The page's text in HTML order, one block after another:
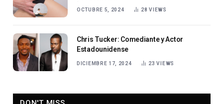
OCTUBRE 5, 2024 28VIEWS
Chris Tucker: Comediante y Actor
Estadounidense
DICIEMBRE 17, 2024 23VIEWS